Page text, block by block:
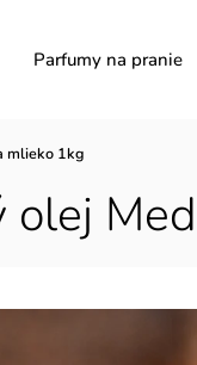
Parfumy na pranie
mlieko 1kg